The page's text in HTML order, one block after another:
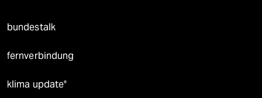
bundestalk
fernverbindung
klima update°